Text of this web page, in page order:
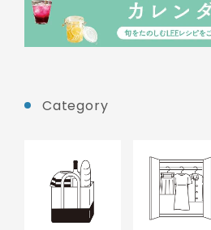
Category